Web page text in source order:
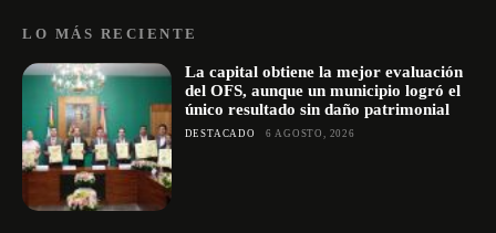
LO MÁS RECIENTE
La capital obtiene la mejor evaluación
del OFS, aunque un municipio logró el
único resultado sin daño patrimonial
DESTACADO 6 AGOSTO, 2026